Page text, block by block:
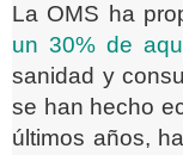
La OMS ha
un 30% de
sanidad y
se han hecho
últimos años,